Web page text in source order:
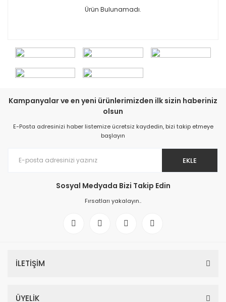
Ürün Bulunamadı.
Kampanyalar ve en yeni ürünlerimizden ilk sizin haberiniz
olsun
E-Posta adresinizi haber listemize ücretsiz kaydedin, bizi takip etmeye
başlayın
EKLE
Sosyal Medyada Bizi Takip Edin
Fırsatları yakalayın..
İLETİŞİM
ÜYELİK